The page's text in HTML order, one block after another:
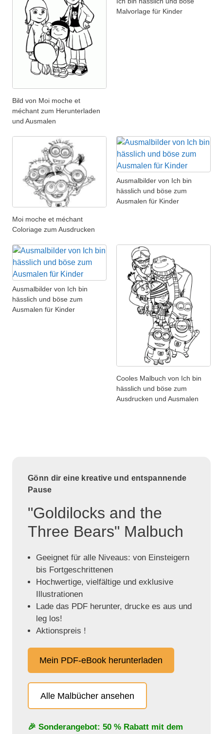
Bild von Moi moche et
méchant zum Herunterladen
und Ausmalen
Malvorlage für Kinder
Moi moche et méchant
Coloriage zum Ausdrucken
Ausmalbilder von Ich bin
hässlich und böse zum
Ausmalen für Kinder
Ausmalbilder von Ich bin
hässlich und böse zum
Ausmalen für Kinder
Cooles Malbuch von Ich bin
hässlich und böse zum
Ausdrucken und Ausmalen
Gönn dir eine kreative und entspannende
Pause
"Goldilocks and the
Three Bears" Malbuch
Geeignet für alle Niveaus: von Einsteigern
bis Fortgeschrittenen
Hochwertige, vielfältige und exklusive
Illustrationen
Lade das PDF herunter, drucke es aus und
leg los!
Aktionspreis !
Mein PDF-eBook herunterladen
Alle Malbücher ansehen
🎉 Sonderangebot: 50 % Rabatt mit dem